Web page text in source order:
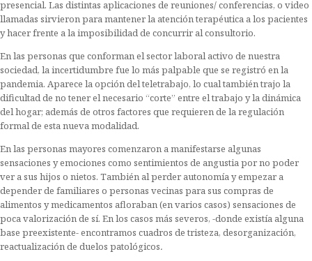
presencial. Las distintas aplicaciones de reuniones/ conferencias, o video
llamadas sirvieron para mantener la atención terapéutica a los pacientes
y hacer frente a la imposibilidad de concurrir al consultorio.
En las personas que conforman el sector laboral activo de nuestra
sociedad, la incertidumbre fue lo más palpable que se registró en la
pandemia. Aparece la opción del teletrabajo, lo cual también trajo la
dificultad de no tener el necesario “corte” entre el trabajo y la dinámica
del hogar; además de otros factores que requieren de la regulación
formal de esta nueva modalidad.
En las personas mayores comenzaron a manifestarse algunas
sensaciones y emociones como sentimientos de angustia por no poder
ver a sus hijos o nietos. También al perder autonomía y empezar a
depender de familiares o personas vecinas para sus compras de
alimentos y medicamentos afloraban (en varios casos) sensaciones de
poca valorización de sí. En los casos más severos, -donde existía alguna
base preexistente- encontramos cuadros de tristeza, desorganización,
reactualización de duelos patológicos.